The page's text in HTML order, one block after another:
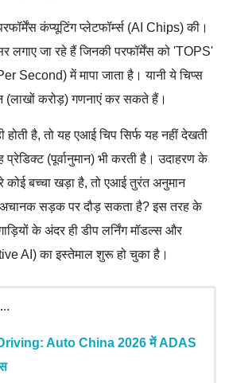
कंप्यूटिंग प्लेटफॉर्म्स (AI Chips) की।
लगाए जा रहे हैं जिनकी परफॉर्मेंस को 'TOPS'
Second) में मापा जाता है। यानी ये चिप्स
करोड़) गणनाएं कर सकते हैं।
है, तो यह एआई चिप सिर्फ यह नहीं देखती
(पूर्वानुमान) भी करती है। उदाहरण के
बच्चा खड़ा है, तो एआई तुरंत अनुमान
अचानक सड़क पर दौड़ सकता है? इस तरह के
के अंदर ही डीप लर्निंग मॉडल्स और
AI) का इस्तेमाल शुरू हो चुका है।
Auto China 2026 में ADAS